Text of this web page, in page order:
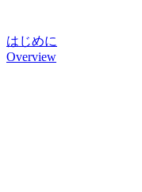
はじめに
Overview